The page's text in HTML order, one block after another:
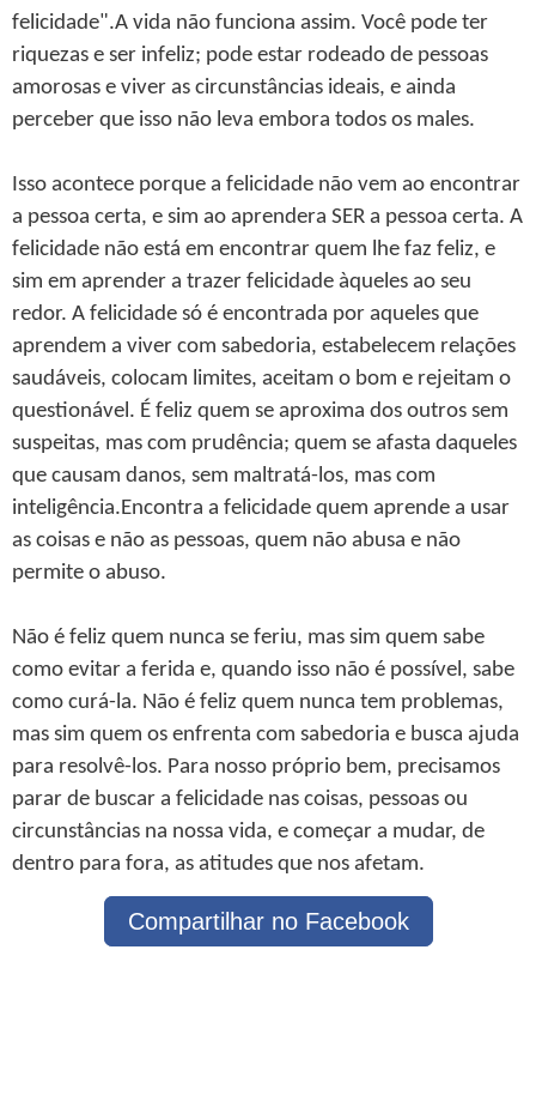
felicidade".A vida não funciona assim. Você pode ter
riquezas e ser infeliz; pode estar rodeado de pessoas
amorosas e viver as circunstâncias ideais, e ainda
perceber que isso não leva embora todos os males.
Isso acontece porque a felicidade não vem ao encontrar
a pessoa certa, e sim ao aprendera SER a pessoa certa. A
felicidade não está em encontrar quem lhe faz feliz, e
sim em aprender a trazer felicidade àqueles ao seu
redor. A felicidade só é encontrada por aqueles que
aprendem a viver com sabedoria, estabelecem relações
saudáveis, colocam limites, aceitam o bom e rejeitam o
questionável. É feliz quem se aproxima dos outros sem
suspeitas, mas com prudência; quem se afasta daqueles
que causam danos, sem maltratá-los, mas com
inteligência.Encontra a felicidade quem aprende a usar
as coisas e não as pessoas, quem não abusa e não
permite o abuso.
Não é feliz quem nunca se feriu, mas sim quem sabe
como evitar a ferida e, quando isso não é possível, sabe
como curá-la. Não é feliz quem nunca tem problemas,
mas sim quem os enfrenta com sabedoria e busca ajuda
para resolvê-los. Para nosso próprio bem, precisamos
parar de buscar a felicidade nas coisas, pessoas ou
circunstâncias na nossa vida, e começar a mudar, de
dentro para fora, as atitudes que nos afetam.
Compartilhar no Facebook